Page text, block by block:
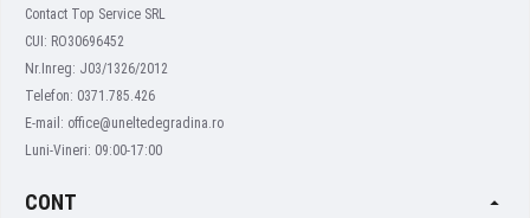
Contact Top Service SRL
CUI: RO30696452
Nr.Inreg: J03/1326/2012
Telefon: 0371.785.426
E-mail: office@uneltedegradina.ro
Luni-Vineri: 09:00-17:00
CONT